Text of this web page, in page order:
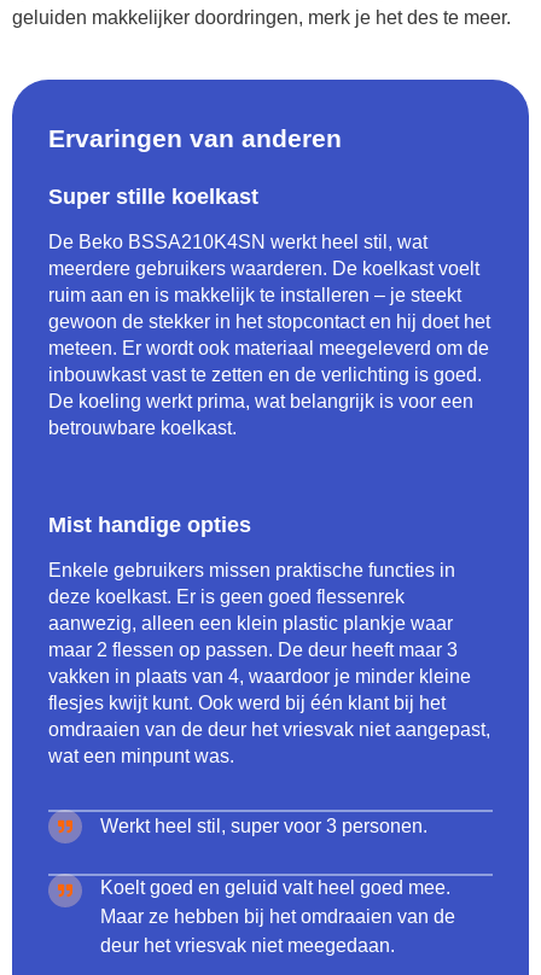
geluiden makkelijker doordringen, merk je het des te meer.
Ervaringen van anderen
Super stille koelkast
De Beko BSSA210K4SN werkt heel stil, wat
meerdere gebruikers waarderen. De koelkast voelt
ruim aan en is makkelijk te installeren – je steekt
gewoon de stekker in het stopcontact en hij doet het
meteen. Er wordt ook materiaal meegeleverd om de
inbouwkast vast te zetten en de verlichting is goed.
De koeling werkt prima, wat belangrijk is voor een
betrouwbare koelkast.
Mist handige opties
Enkele gebruikers missen praktische functies in
deze koelkast. Er is geen goed flessenrek
aanwezig, alleen een klein plastic plankje waar
maar 2 flessen op passen. De deur heeft maar 3
vakken in plaats van 4, waardoor je minder kleine
flesjes kwijt kunt. Ook werd bij één klant bij het
omdraaien van de deur het vriesvak niet aangepast,
wat een minpunt was.
Werkt heel stil, super voor 3 personen.
Koelt goed en geluid valt heel goed mee.
Maar ze hebben bij het omdraaien van de
deur het vriesvak niet meegedaan.